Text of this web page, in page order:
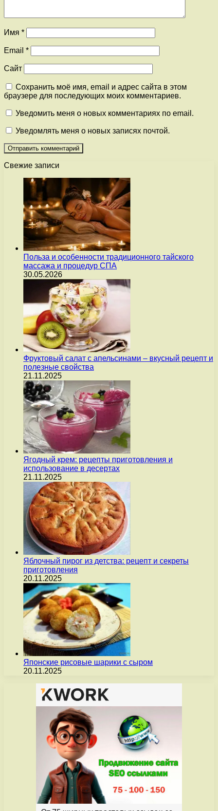
Имя *
Email *
Сайт
Сохранить моё имя, email и адрес сайта в этом
браузере для последующих моих комментариев.
Уведомить меня о новых комментариях по email.
Уведомлять меня о новых записях почтой.
Свежие записи
Польза и особенности традиционного тайского
массажа и процедур СПА
30.05.2026
Фруктовый салат с апельсинами – вкусный рецепт и
полезные свойства
21.11.2025
Ягодный крем: рецепты приготовления и
использование в десертах
21.11.2025
Яблочный пирог из детства: рецепт и секреты
приготовления
20.11.2025
Японские рисовые шарики с сыром
20.11.2025